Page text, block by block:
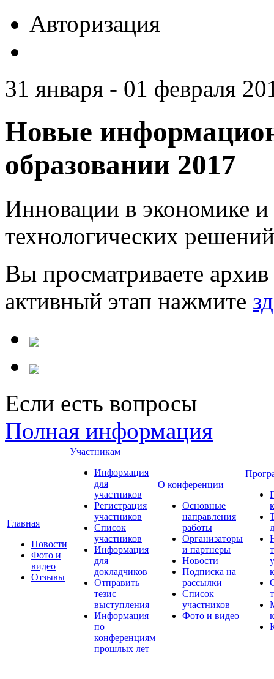
Авторизация
31 января - 01 февраля
Новые
образовании 2017
Инновации в экономике и
технологических
Вы просматриваете
активный этап нажмите
Если есть вопросы
Полная информация
Главная
Новости
Фото и
видео
Отзывы
Участникам
Информация
для
участников
Регистрация
участников
Список
участников
Информация
для
докладчиков
Отправить
тезис
выступления
Информация
по
конференциям
прошлых лет
О конференции
Основные
направления
работы
Организаторы
и партнеры
Новости
Подписка на
рассылки
Список
участников
Фото и видео